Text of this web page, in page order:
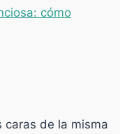
cómo
de la misma